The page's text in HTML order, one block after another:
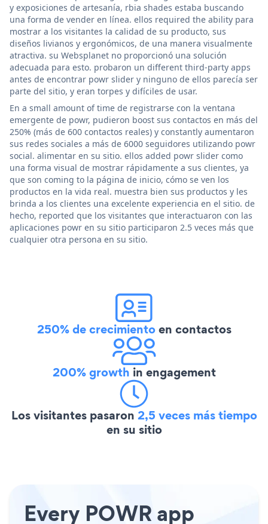
y exposiciones de artesanía, rbia shades estaba buscando
una forma de vender en línea. ellos required the ability para
mostrar a los visitantes la calidad de su producto, sus
diseños livianos y ergonómicos, de una manera visualmente
atractiva. su Websplanet no proporcionó una solución
adecuada para esto. probaron un different third-party apps
antes de encontrar powr slider y ninguno de ellos parecía ser
parte del sitio, y eran torpes y difíciles de usar.
En a small amount of time de registrarse con la ventana
emergente de powr, pudieron boost sus contactos en más del
250% (más de 600 contactos reales) y constantly aumentaron
sus redes sociales a más de 6000 seguidores utilizando powr
social. alimentar en su sitio. ellos added powr slider como
una forma visual de mostrar rápidamente a sus clientes, ya
que son coming to la página de inicio, cómo se ven los
productos en la vida real. muestra bien sus productos y les
brinda a los clientes una excelente experiencia en el sitio. de
hecho, reported que los visitantes que interactuaron con las
aplicaciones powr en su sitio participaron 2.5 veces más que
cualquier otra persona en su sitio.
250% de crecimientoen contactos
200% growth in engagement
Los visitantes pasaron 2,5 veces más tiempo
en su sitio
Every POWR app